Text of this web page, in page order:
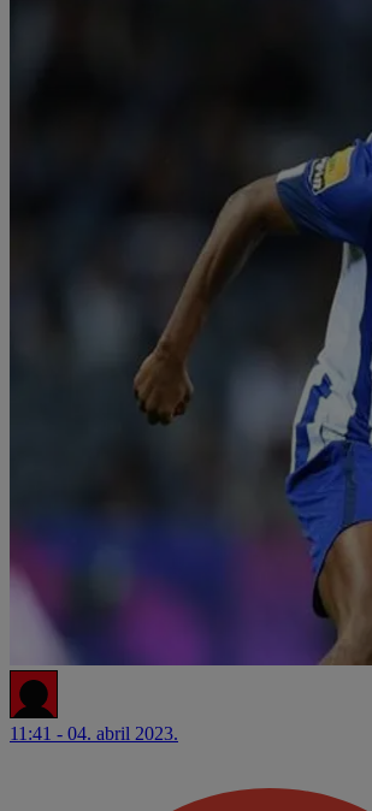
11:41 - 04. abril 2023.